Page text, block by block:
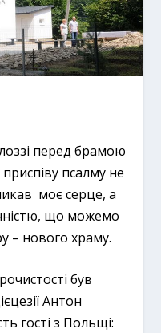
перед брамою
псалму не
моє серце, а
що можемо
– нового храму.
був
Антон
гості з Польщі: